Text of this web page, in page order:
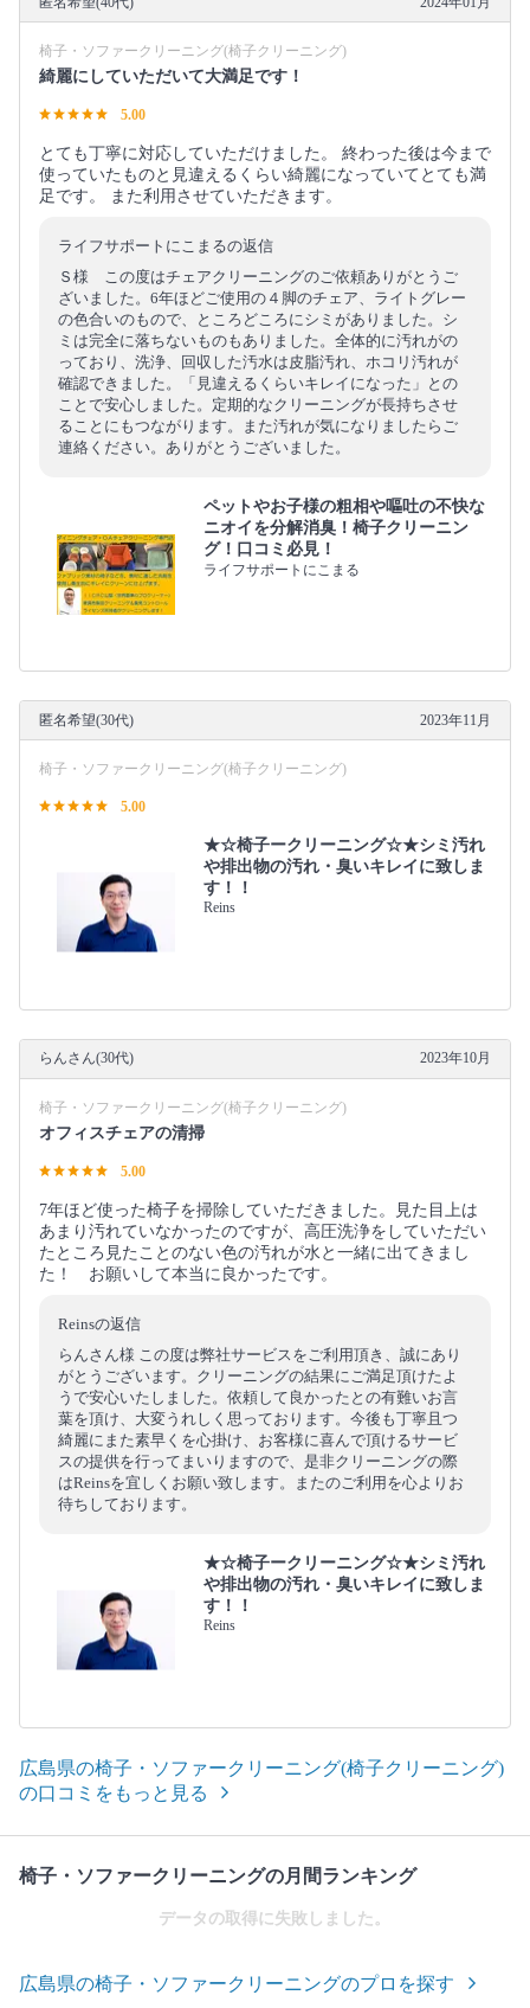
椅子・ソファークリーニング(椅子クリーニング)
綺麗にしていただいて大満足です！
5.00
とても丁寧に対応していただけました。 終わった後は今まで
使っていたものと見違えるくらい綺麗になっていてとても満
足です。 また利用させていただきます。
ライフサポートにこまるの返信
Ｓ様 この度はチェアクリーニングのご依頼ありがとうご
ざいました。6年ほどご使用の４脚のチェア、ライトグレー
の色合いのもので、ところどころにシミがありました。シ
ミは完全に落ちないものもありました。全体的に汚れがの
っており、洗浄、回収した汚水は皮脂汚れ、ホコリ汚れが
確認できました。「見違えるくらいキレイになった」との
ことで安心しました。定期的なクリーニングが長持ちさせ
ることにもつながります。また汚れが気になりましたらご
連絡ください。ありがとうございました。
ペットやお子様の粗相や嘔吐の不快な
ニオイを分解消臭！椅子クリーニン
グ！口コミ必見！
ライフサポートにこまる
匿名希望(30代) 2023年11月
椅子・ソファークリーニング(椅子クリーニング)
5.00
★☆椅子ークリーニング☆★シミ汚れ
や排出物の汚れ・臭いキレイに致しま
す！！
Reins
らんさん(30代) 2023年10月
椅子・ソファークリーニング(椅子クリーニング)
オフィスチェアの清掃
5.00
7年ほど使った椅子を掃除していただきました。見た目上は
あまり汚れていなかったのですが、高圧洗浄をしていただい
たところ見たことのない色の汚れが水と一緒に出てきまし
た！ お願いして本当に良かったです。
Reinsの返信
らんさん様 この度は弊社サービスをご利用頂き、誠にあり
がとうございます。クリーニングの結果にご満足頂けたよ
うで安心いたしました。依頼して良かったとの有難いお言
葉を頂け、大変うれしく思っております。今後も丁寧且つ
綺麗にまた素早くを心掛け、お客様に喜んで頂けるサービ
スの提供を行ってまいりますので、是非クリーニングの際
はReinsを宜しくお願い致します。またのご利用を心よりお
待ちしております。
★☆椅子ークリーニング☆★シミ汚れ
や排出物の汚れ・臭いキレイに致しま
す！！
Reins
広島県の椅子・ソファークリーニング(椅子クリーニング)
の口コミをもっと見る
椅子・ソファークリーニングの月間ランキング
データの取得に失敗しました。
広島県の椅子・ソファークリーニングのプロを探す